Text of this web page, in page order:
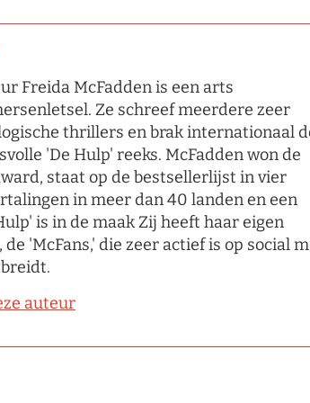
Freida McFadden is een arts
Ze schreef meerdere zeer
thrillers en brak internationaal
'De Hulp' reeks. McFadden won de
staat op de bestsellerlijst in vier
in meer dan 40 landen en een
is in de maak Zij heeft haar eigen
'McFans,' die zeer actief is op social
auteur